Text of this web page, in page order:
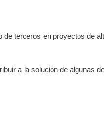
terceros en proyectos de
a la solución de algunas